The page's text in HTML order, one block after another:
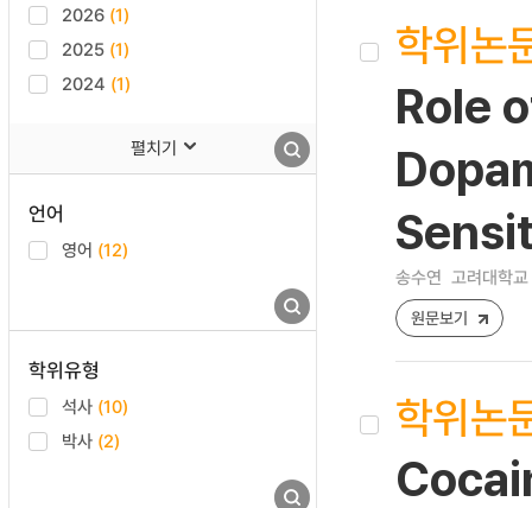
2026 (1)
2025 (1)
2024 (1)
펼치기
언어
영어 (12)
학위유형
석사 (10)
박사 (2)
학위논
Role
송수연 고려대학
원문보기
학위논